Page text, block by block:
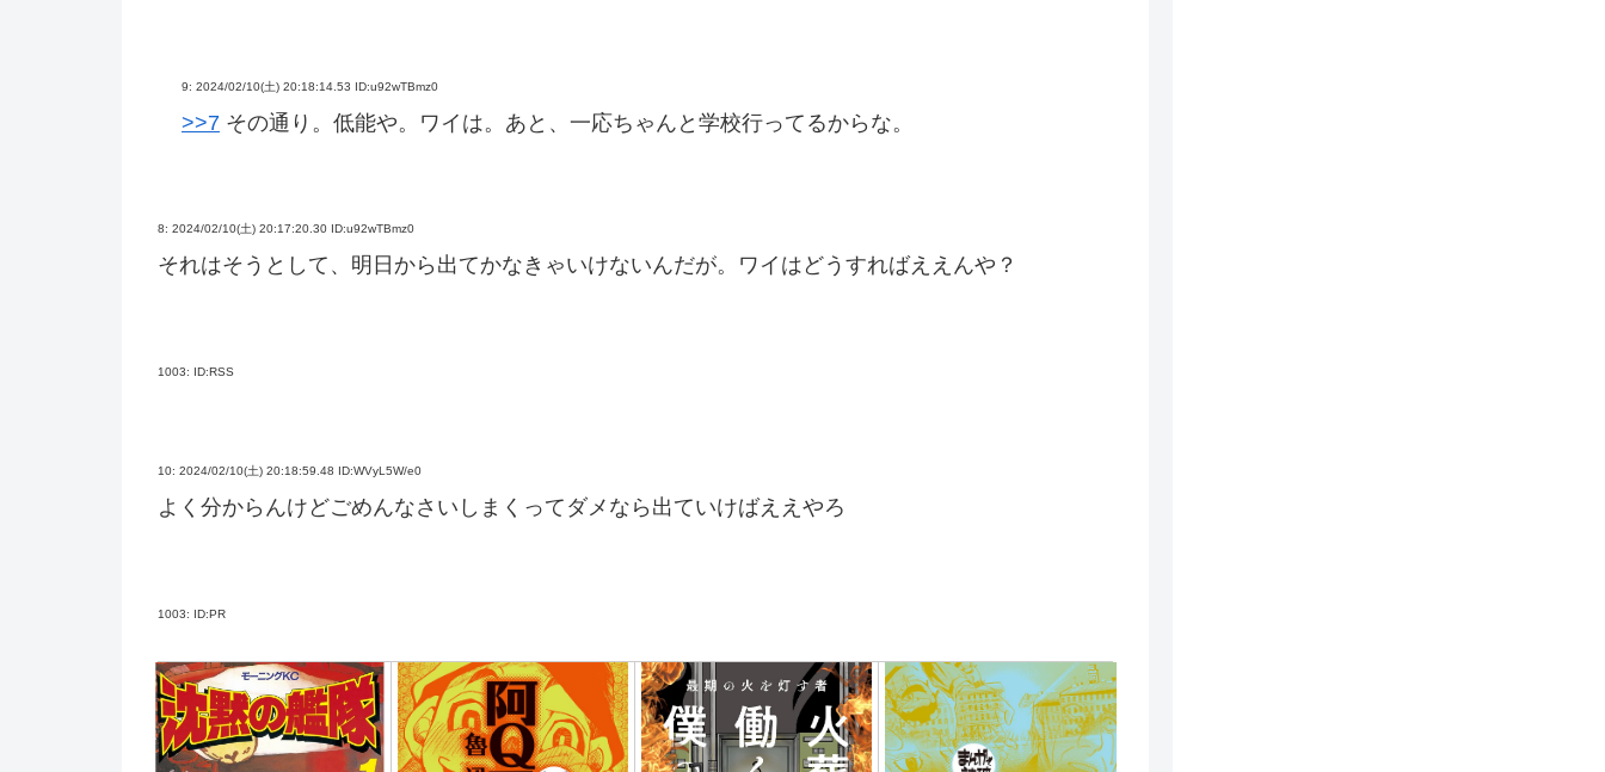
9: 2024/02/10(土) 20:18:14.53 ID:u92wTBmz0
>>7 その通り。低能や。ワイは。あと、一応ちゃんと学校行ってるからな。
8: 2024/02/10(土) 20:17:20.30 ID:u92wTBmz0
それはそうとして、明日から出てかなきゃいけないんだが。ワイはどうすればええんや？
1003: ID:RSS
10: 2024/02/10(土) 20:18:59.48 ID:WVyL5W/e0
よく分からんけどごめんなさいしまくってダメなら出ていけばええやろ
1003: ID:PR